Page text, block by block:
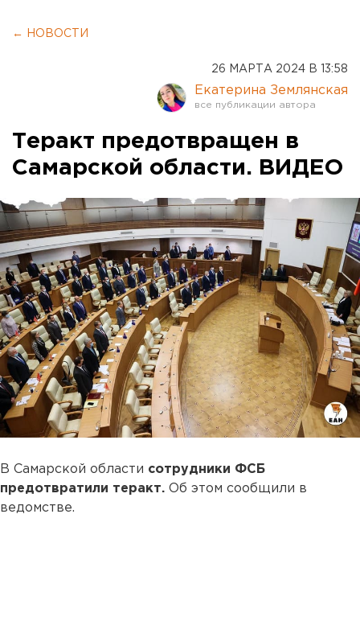
← НОВОСТИ
26 МАРТА 2024 В 13:58
Екатерина Землянская
Теракт предотвращен в
Самарской области. ВИДЕО
В Самарской области сотрудники ФСБ
предотвратили теракт. Об этом сообщили в
ведомстве.